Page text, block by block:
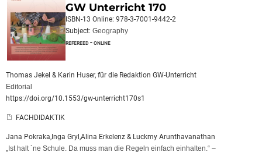
GW Unterricht 170
ISBN-13 Online: 978-3-7001-9442-2
Subject: Geography
refereed - online
Thomas Jekel & Karin Huser, für die Redaktion GW-Unterricht
Editorial
https://doi.org/10.1553/gw-unterricht170s1
FACHDIDAKTIK
Jana Pokraka,Inga Gryl,Alina Erkelenz & Luckmy Arunthavanathan
„Ist halt ´ne Schule. Da muss man die Regeln einfach einhalten.“ –